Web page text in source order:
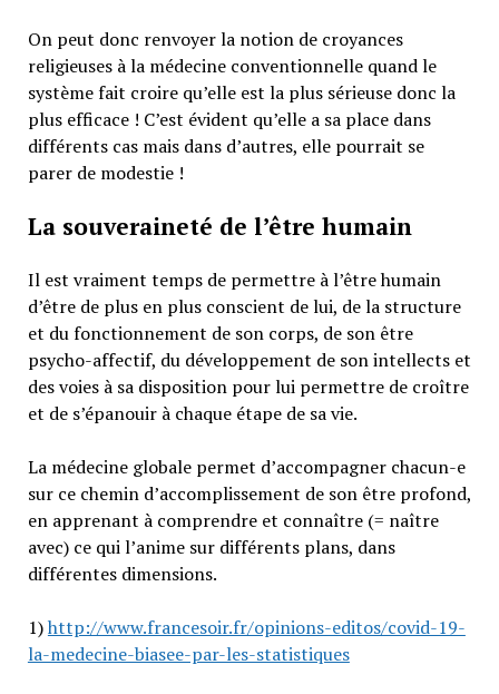
On peut donc renvoyer la notion de croyances
religieuses à la médecine conventionnelle quand le
système fait croire qu’elle est la plus sérieuse donc la
plus efficace ! C’est évident qu’elle a sa place dans
différents cas mais dans d’autres, elle pourrait se
parer de modestie !
La souveraineté de l’être humain
Il est vraiment temps de permettre à l’être humain
d’être de plus en plus conscient de lui, de la structure
et du fonctionnement de son corps, de son être
psycho-affectif, du développement de son intellects et
des voies à sa disposition pour lui permettre de croître
et de s’épanouir à chaque étape de sa vie.
La médecine globale permet d’accompagner chacun-e
sur ce chemin d’accomplissement de son être profond,
en apprenant à comprendre et connaître (= naître
avec) ce qui l’anime sur différents plans, dans
différentes dimensions.
1)http://www.francesoir.fr/opinions-editos/covid-19-
la-medecine-biasee-par-les-statistiques